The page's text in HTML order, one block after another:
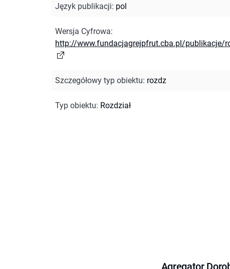
Język publikacji: pol
Wersja Cyfrowa:
http://www.fundacjagrejpfrut.cba.pl/publikacje/
Szczegółowy typ obiektu: rozdz
Typ obiektu: Rozdział
Agregator